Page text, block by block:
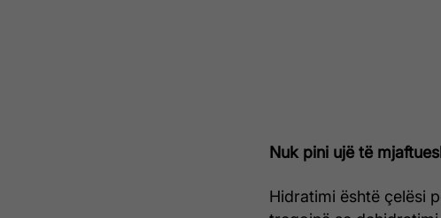
Nuk pini ujë të
Hidratimi është çelësi